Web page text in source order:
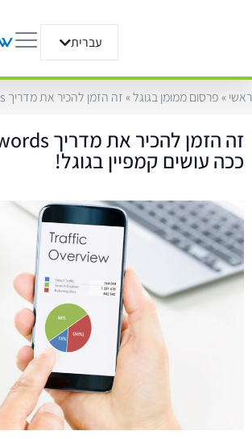
עבריתEnglish
ראשי»פרסום ממומן בגוגל»זה הזמן להכיר את מדריך google adwords, ככה עושים קמפיין בגוגל!
ככה עושים קמפיין בגוגל!